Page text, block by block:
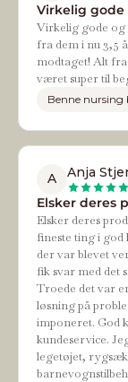
Virkelig
Virkelig gode og
fra dem i nu 3,5
modtaget! Alt
været super til
Benne
A
Anja
Elsker deres
Elsker deres
fineste ting i
der var blevet
fik svar med det
Troede det var
løsning på
imponeret. God
kundeservice.
legetøjet,